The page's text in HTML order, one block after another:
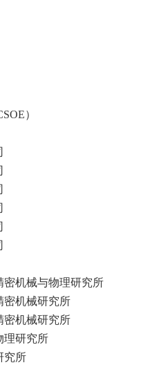
）
密机械与物理研究所
密机械研究所
密机械研究所
理研究所
究所